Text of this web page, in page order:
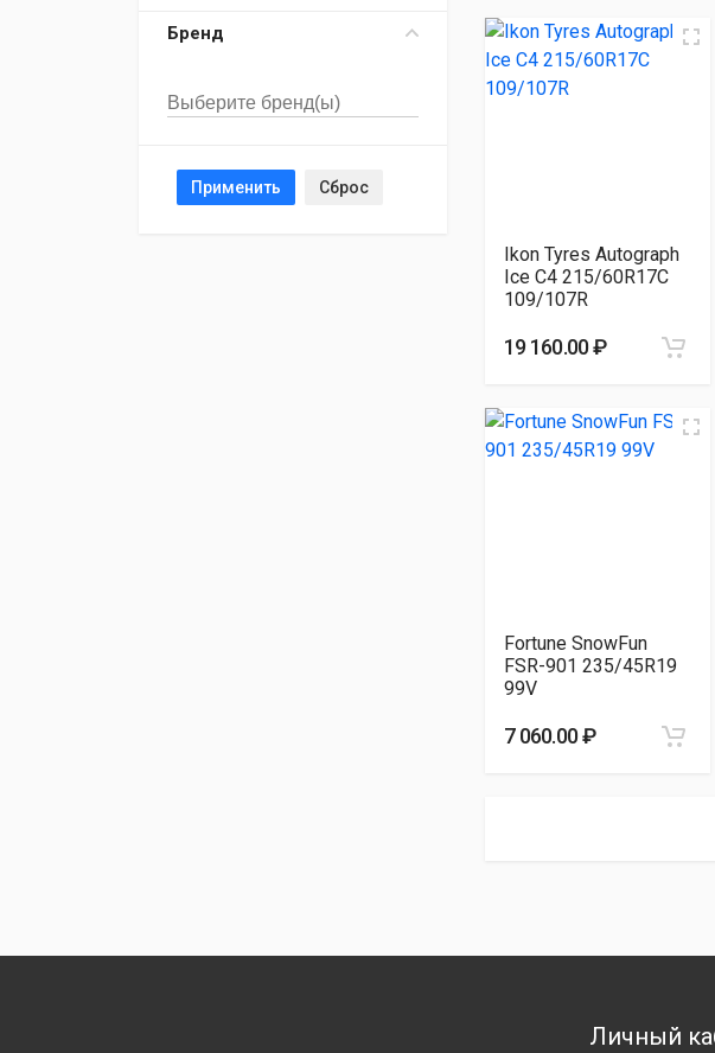
Бренд
Применить Сброс
Ikon Tyres Autograph
Ice C4 215/60R17C
109/107R
19 160.00 ₽
Fortune SnowFun
FSR-901 235/45R19
99V
7 060.00 ₽
Личный